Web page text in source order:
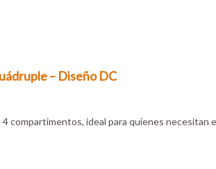
– Diseño DC
compartimentos, ideal para quienes necesitan